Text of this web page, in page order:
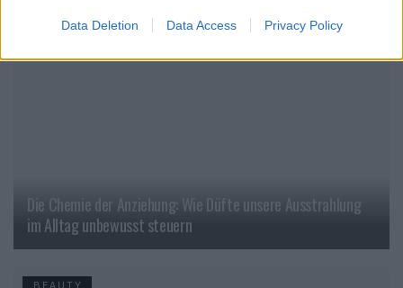
Data Deletion Data Access Privacy Policy
Die Chemie der Anziehung: Wie Düfte unsere Ausstrahlung
im Alltag unbewusst steuern